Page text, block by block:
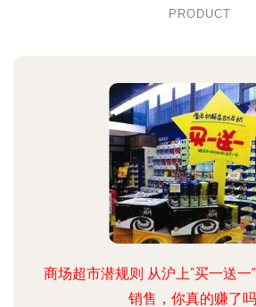
PRODUCT
商场超市潜规则 从沪上“买一送一
销售，你真的赚了